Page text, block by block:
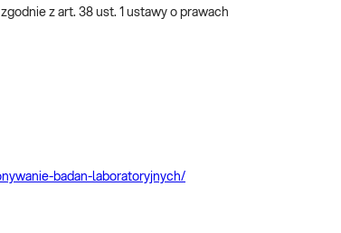
z art. 38 ust. 1 ustawy o prawach
badan-laboratoryjnych/